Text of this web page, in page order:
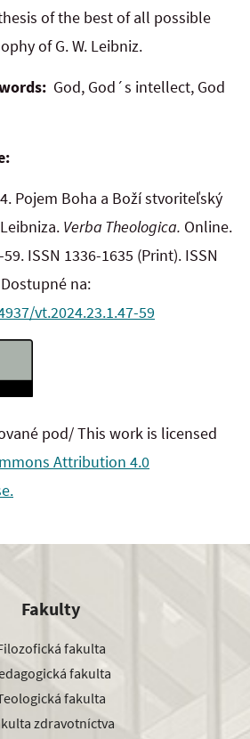
of the best of all possible
of G. W. Leibniz.
God, God´s intellect, God
Pojem Boha a Boží stvoriteľský
Verba Theologica. Online.
59. ISSN 1336-1635 (Print). ISSN
na:
vt.2024.23.1.47-59
pod/ This work is licensed
Attribution 4.0
Fakulty
fakulta
fakulta
fakulta
zdravotníctva